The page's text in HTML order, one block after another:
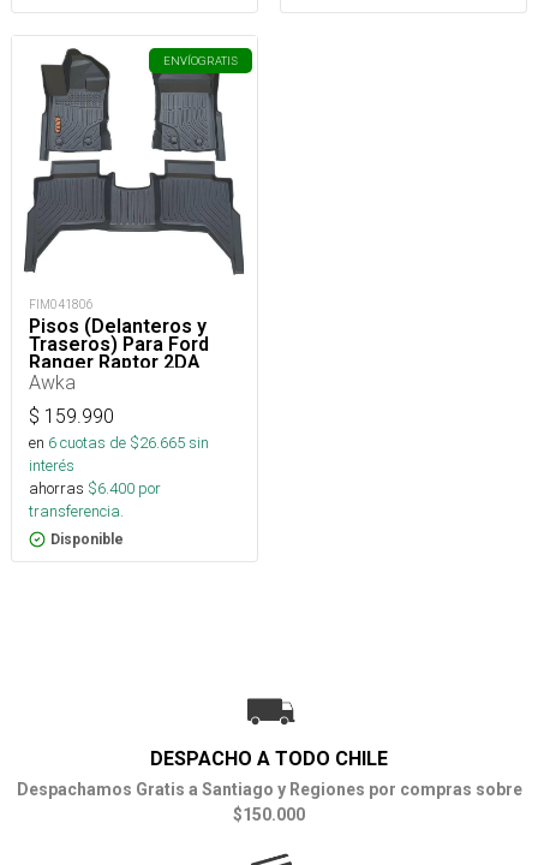
ENVÍOGRATIS
FIM041806
Pisos (Delanteros y
Traseros) Para Ford
Ranger Raptor 2DA
Generación
Awka
$ 159.990
en 6cuotas de $26.665sin
interés
ahorras $6.400 por
transferencia.
Disponible
DESPACHO A TODO CHILE
Despachamos Gratis a Santiago y Regiones por compras sobre
$150.000